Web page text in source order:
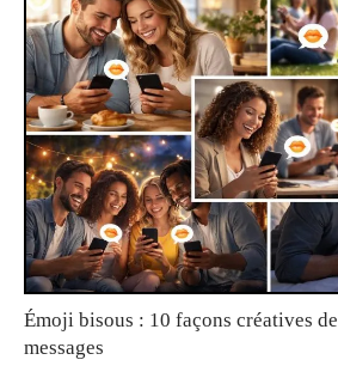
Émoji bisous : 10 façons créatives
messages